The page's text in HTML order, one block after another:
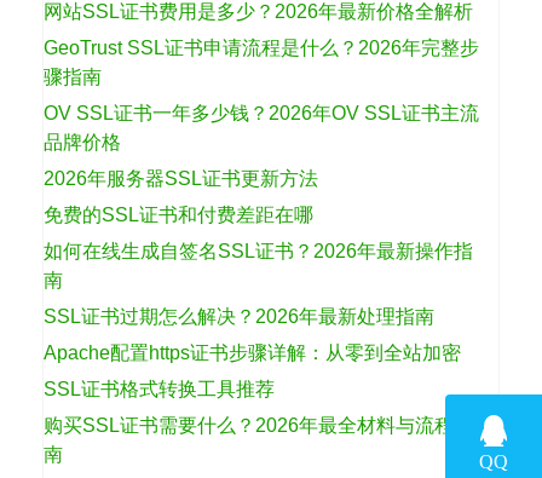
网站SSL证书费用是多少？2026年最新价格全解析
GeoTrust SSL证书申请流程是什么？2026年完整步
骤指南
OV SSL证书一年多少钱？2026年OV SSL证书主流
品牌价格
2026年服务器SSL证书更新方法
免费的SSL证书和付费差距在哪
如何在线生成自签名SSL证书？2026年最新操作指
南
SSL证书过期怎么解决？2026年最新处理指南
Apache配置https证书步骤详解：从零到全站加密
SSL证书格式转换工具推荐
购买SSL证书需要什么？2026年最全材料与流程指
南